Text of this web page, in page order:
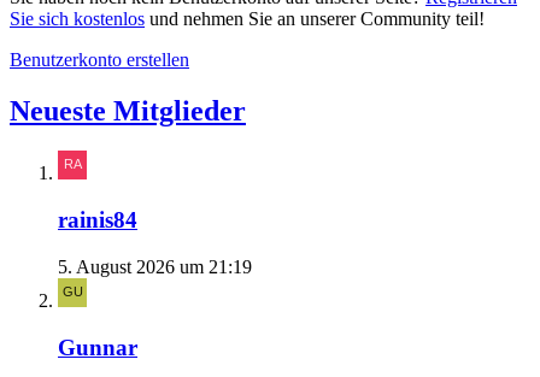
Sie sich kostenlos und nehmen Sie an unserer Community teil!
Benutzerkonto erstellen
Neueste Mitglieder
rainis84
5. August 2026 um 21:19
Gunnar